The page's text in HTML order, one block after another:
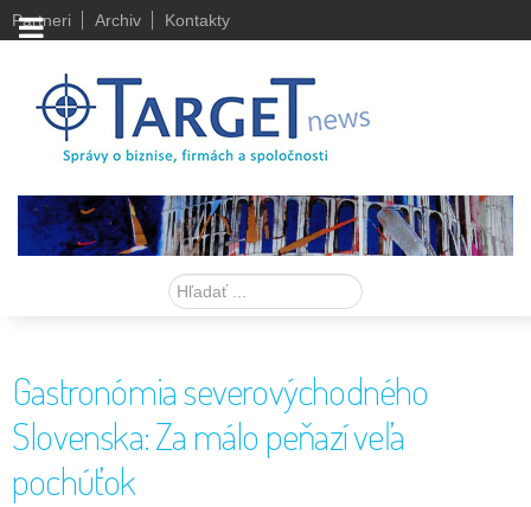
Partneri Archiv Kontakty
Hľadať
Gastronómia severovýchodného
Slovenska: Za málo peňazí veľa
pochúťok